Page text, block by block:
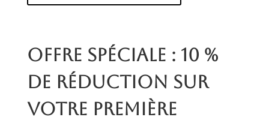
Offre spéciale : 10 %
de réduction sur
votre première